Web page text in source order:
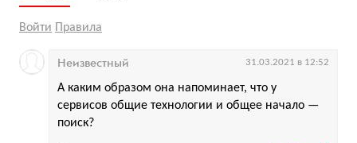
Войти Правила
А каким образом она напоминает, что у
сервисов общие технологии и общее начало —
поиск?
Неизвестный 31.03.2021 в 12:52